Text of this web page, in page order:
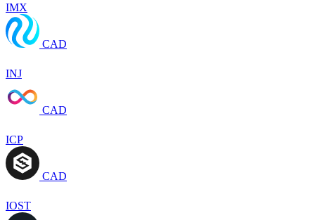
IMX
CAD
INJ
CAD
ICP
CAD
IOST